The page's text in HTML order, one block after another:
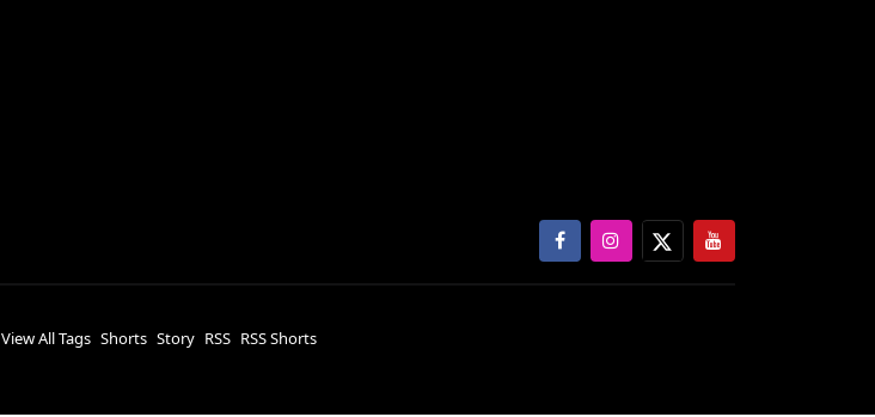
View All Tags Shorts Story RSS RSS Shorts